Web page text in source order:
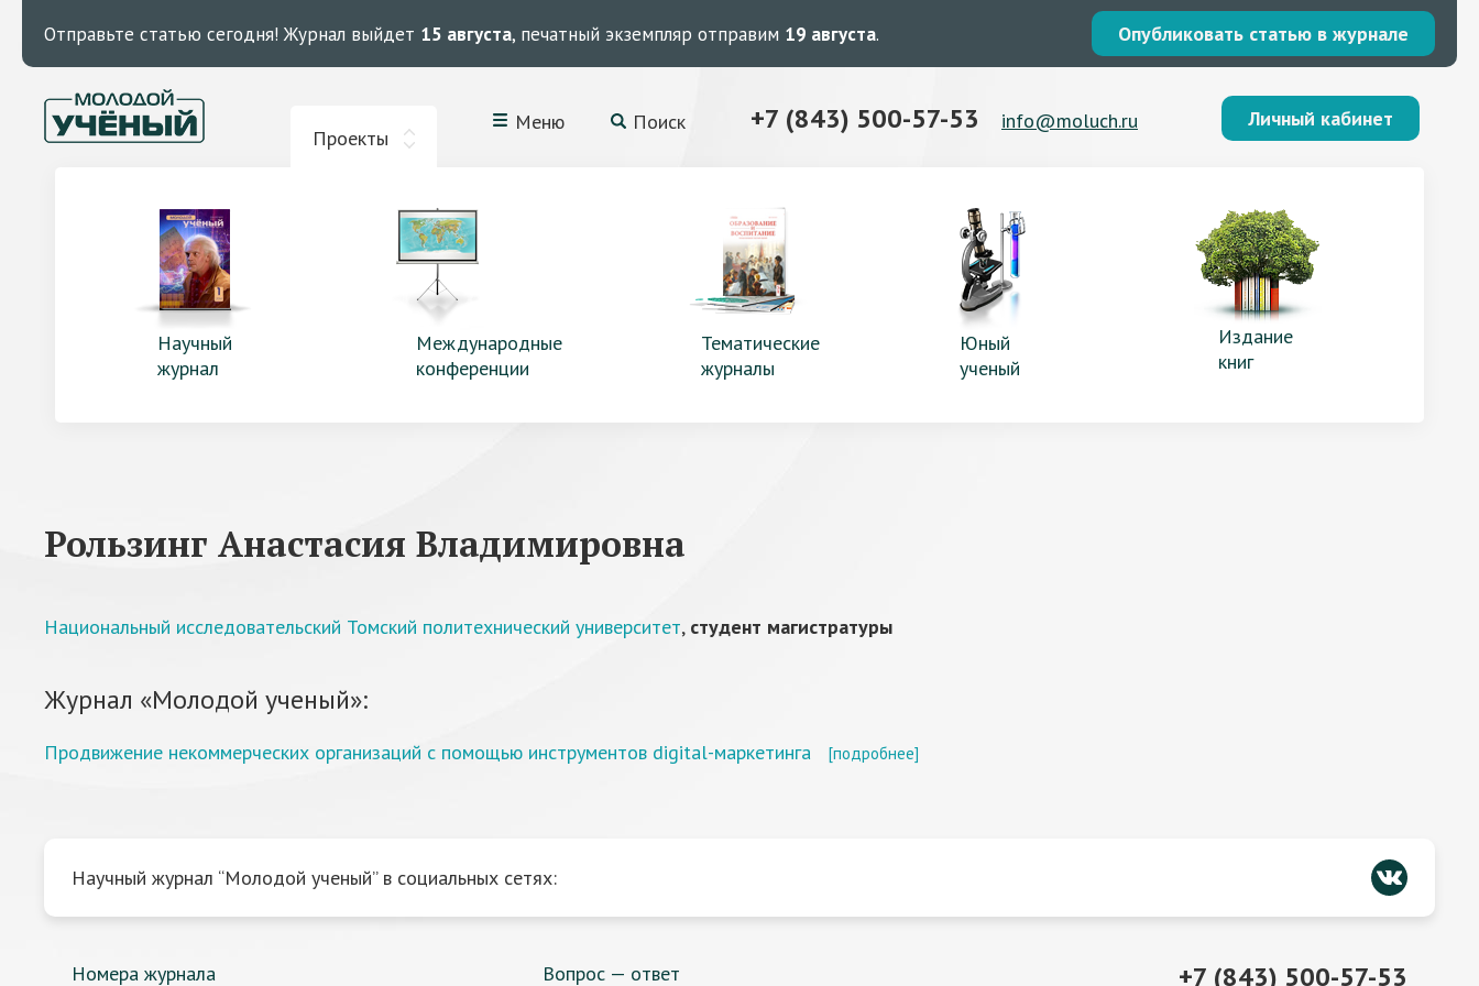
Отправьте статью сегодня! Журнал выйдет 15 августа, печатный экземпляр отправим 19 августа. Опубликовать статью в журнале
Проекты
Меню Поиск +7 (843) 500-57-53 info@moluch.ru Личный кабинет
Научный
журнал
Международные
конференции
Тематические
журналы
Юный
ученый
Издание
книг
Рользинг Анастасия Владимировна
Национальный исследовательский Томский политехнический университет, студент магистратуры
Журнал «Молодой ученый»:
Продвижение некоммерческих организаций с помощью инструментов digital-маркетинга [подробнее]
Научный журнал “Молодой ученый” в социальных сетях:
Номера журнала Вопрос — ответ +7 (843) 500-57-53